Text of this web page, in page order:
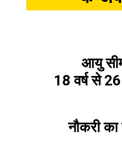
आयु
18 वर्ष से
नौकरी